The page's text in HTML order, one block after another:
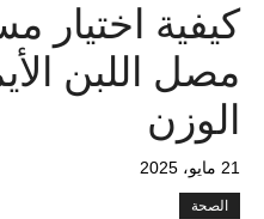
كيفية اختيار
مصل اللبن
الوزن
21 مايو، 2025
الصحة